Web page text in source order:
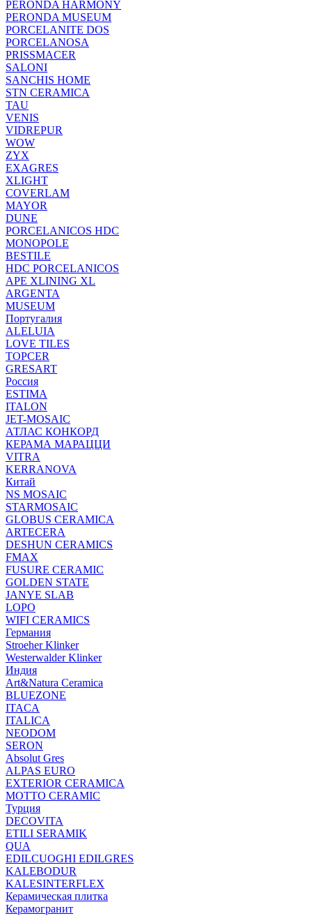
PERONDA HARMONY
PERONDA MUSEUM
PORCELANITE DOS
PORCELANOSA
PRISSMACER
SALONI
SANCHIS HOME
STN CERAMICA
TAU
VENIS
VIDREPUR
WOW
ZYX
EXAGRES
XLIGHT
COVERLAM
MAYOR
DUNE
PORCELANICOS HDC
MONOPOLE
BESTILE
HDC PORCELANICOS
APE XLINING XL
ARGENTA
MUSEUM
Португалия
ALELUIA
LOVE TILES
TOPCER
GRESART
Россия
ESTIMA
ITALON
JET-MOSAIC
АТЛАС КОНКОРД
КЕРАМА МАРАЦЦИ
VITRA
KERRANOVA
Китай
NS MOSAIC
STARMOSAIC
GLOBUS CERAMICA
ARTECERA
DESHUN CERAMICS
FMAX
FUSURE CERAMIC
GOLDEN STATE
JANYE SLAB
LOPO
WIFI CERAMICS
Германия
Stroeher Klinker
Westerwalder Klinker
Индия
Art&Natura Ceramica
BLUEZONE
ITACA
ITALICA
NEODOM
SERON
Absolut Gres
ALPAS EURO
EXTERIOR CERAMICA
MOTTO CERAMIC
Турция
DECOVITA
ETILI SERAMIK
QUA
EDILCUOGHI EDILGRES
KALEBODUR
KALESINTERFLEX
Керамическая плитка
Керамогранит